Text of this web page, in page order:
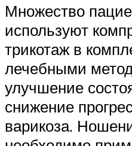
Множество
используют
трикотаж в
лечебными
улучшение
снижение
варикоза.